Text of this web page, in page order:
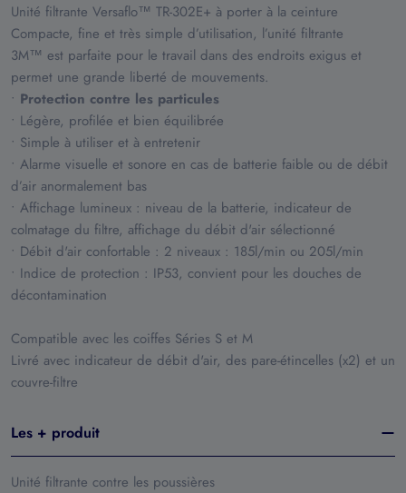
Unité filtrante Versaflo™ TR-302E+ à porter à la ceinture
Compacte, fine et très simple d’utilisation, l’unité filtrante
3M™ est parfaite pour le travail dans des endroits exigus et
permet une grande liberté de mouvements.
• Protection contre les particules
• Légère, profilée et bien équilibrée
• Simple à utiliser et à entretenir
• Alarme visuelle et sonore en cas de batterie faible ou de débit
d’air anormalement bas
• Affichage lumineux : niveau de la batterie, indicateur de
colmatage du filtre, affichage du débit d'air sélectionné
• Débit d'air confortable : 2 niveaux : 185l/min ou 205l/min
• Indice de protection : IP53, convient pour les douches de
décontamination
Compatible avec les coiffes Séries S et M
Livré avec indicateur de débit d'air, des pare-étincelles (x2) et un
couvre-filtre
Les + produit
Unité filtrante contre les poussières